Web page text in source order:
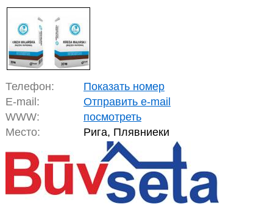
Телефон:
Показать номер
E-mail:
Отправить e-mail
WWW:
посмотреть
Место:
Рига, Плявниеки